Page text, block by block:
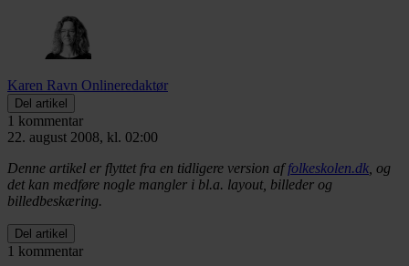
Karen Ravn Onlineredaktør
Del artikel
1 kommentar
22. august 2008, kl. 02:00
Denne artikel er flyttet fra en tidligere version affolkeskolen.dk, og
det kan medføre nogle mangler i bl.a. layout, billeder og
billedbeskæring.
Del artikel
1 kommentar